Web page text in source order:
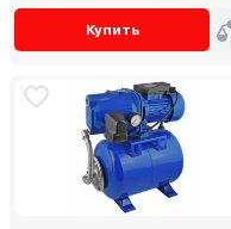
Купить